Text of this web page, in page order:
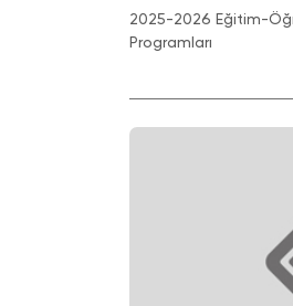
2025-2026 Eğitim-
Programları